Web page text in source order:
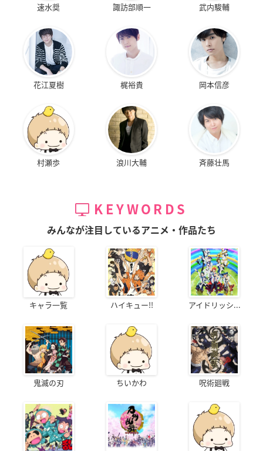
速水奨 諏訪部順一 武内駿輔
花江夏樹 梶裕貴 岡本信彦
村瀬歩 浪川大輔 斉藤壮馬
KEYWORDS
みんなが注目しているアニメ・作品たち
キャラ一覧 ハイキュー!! アイドリッシ...
鬼滅の刃 ちいかわ 呪術廻戦